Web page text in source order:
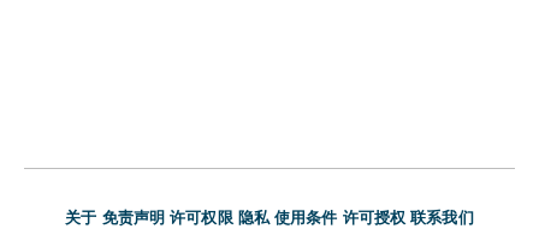
关于 免责声明 许可权限 隐私 使用条件 许可授权 联系我们